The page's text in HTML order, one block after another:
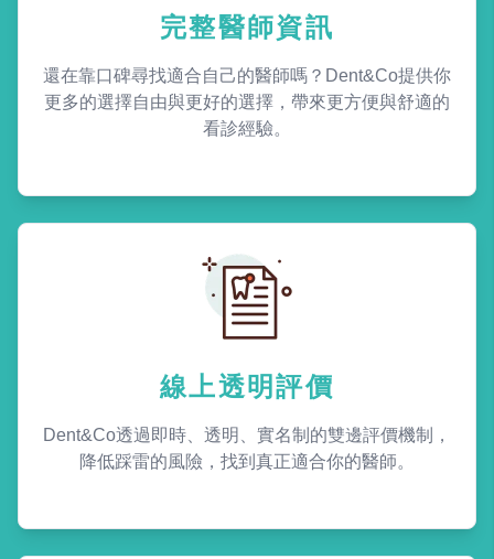
完整醫師資訊
還在靠口碑尋找適合自己的醫師嗎？Dent&Co提供你
更多的選擇自由與更好的選擇，帶來更方便與舒適的
看診經驗。
線上透明評價
Dent&Co透過即時、透明、實名制的雙邊評價機制，
降低踩雷的風險，找到真正適合你的醫師。